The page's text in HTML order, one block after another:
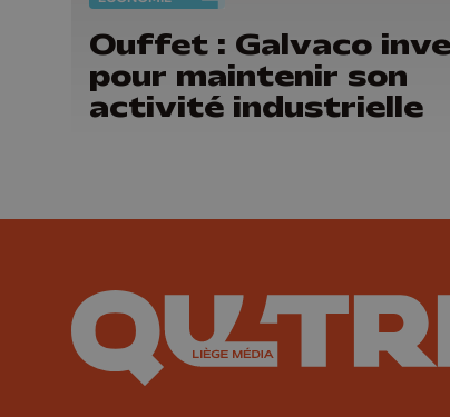
Ouffet : Galvaco
pour maintenir son
activité industrielle